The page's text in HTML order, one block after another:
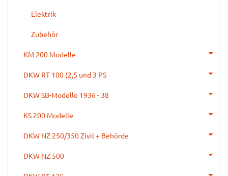
Elektrik
Zubehör
KM 200 Modelle
DKW RT 100 (2,5 und 3 PS
DKW SB-Modelle 1936 - 38
KS 200 Modelle
DKW NZ 250/350 Zivil + Behörde
DKW NZ 500